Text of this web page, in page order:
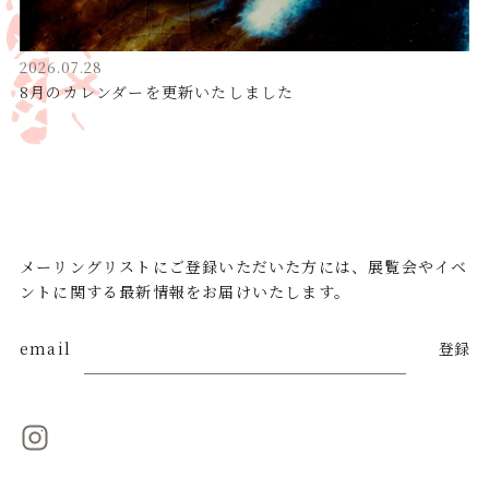
2026.07.28
8月のカレンダーを更新いたしました
メーリングリストにご登録いただいた方には、展覧会やイベ
ントに関する最新情報をお届けいたします。
email 登録